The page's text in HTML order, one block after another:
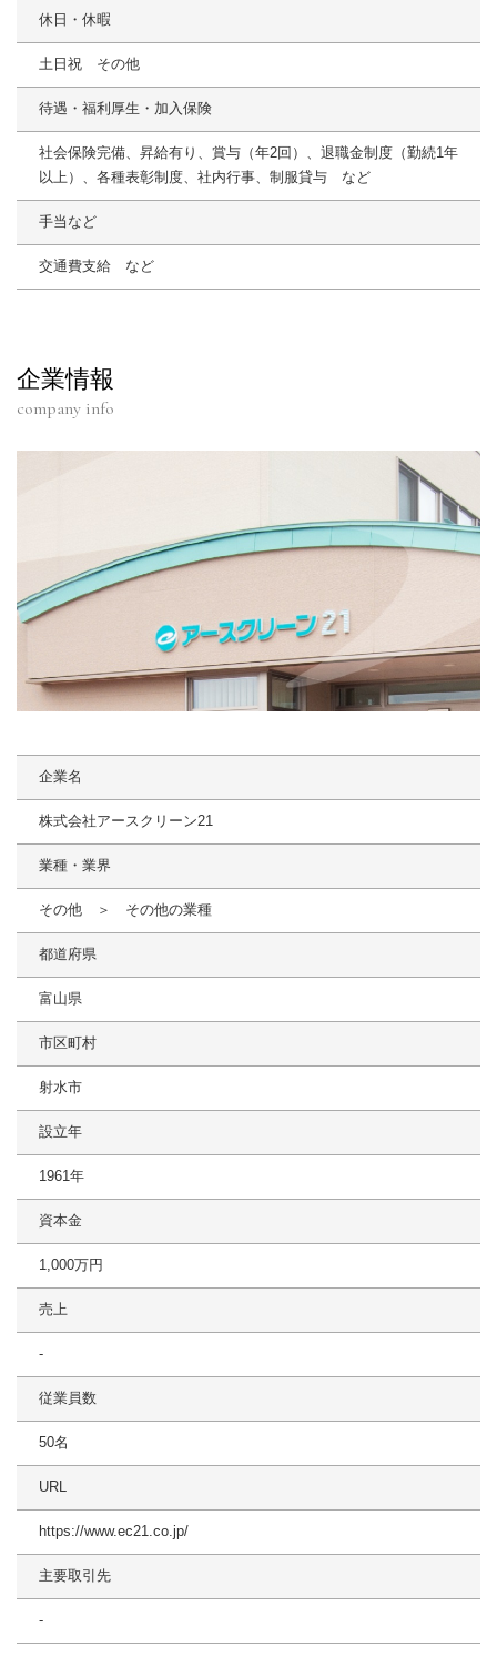
休日・休暇
土日祝 その他
待遇・福利厚生・加入保険
社会保険完備、昇給有り、賞与（年2回）、退職金制度（勤続1年
以上）、各種表彰制度、社内行事、制服貸与 など
手当など
交通費⽀給 など
企業情報
company info
企業名
株式会社アースクリーン21
業種・業界
その他 ＞ その他の業種
都道府県
富山県
市区町村
射水市
設立年
1961年
資本金
1,000万円
売上
-
従業員数
50名
URL
https://www.ec21.co.jp/
主要取引先
-